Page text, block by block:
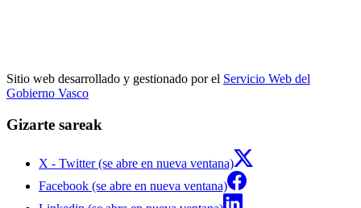
Sitio web desarrollado y gestionado por el Servicio Web del
Gobierno Vasco
Gizarte sareak
X - Twitter (se abre en nueva ventana)
Facebook (se abre en nueva ventana)